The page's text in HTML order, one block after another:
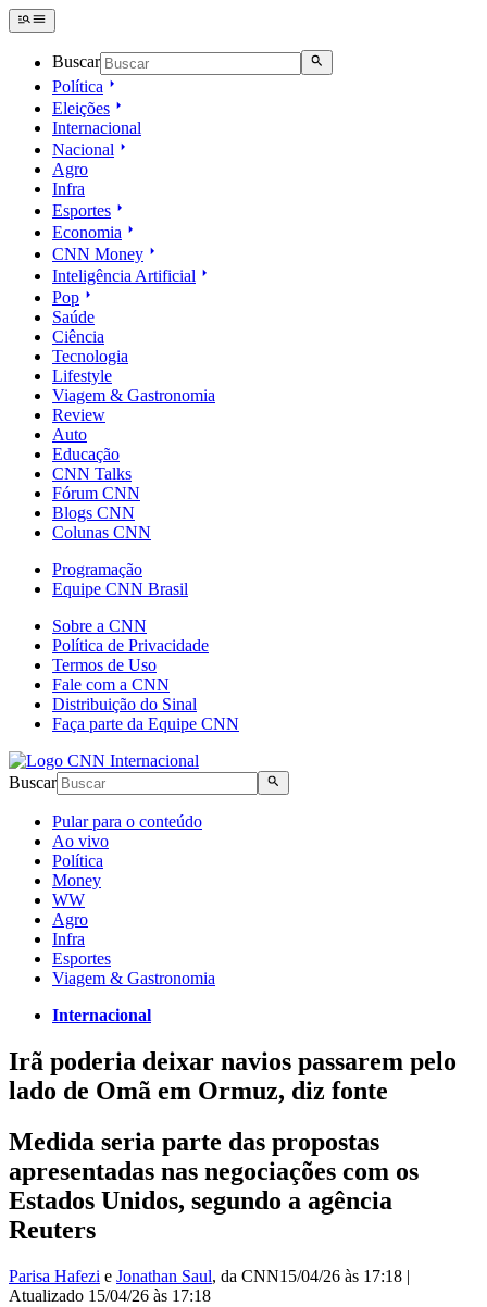
Buscar
Política
Eleições
Internacional
Nacional
Agro
Infra
Esportes
Economia
CNN Money
Inteligência Artificial
Pop
Saúde
Ciência
Tecnologia
Lifestyle
Viagem & Gastronomia
Review
Auto
Educação
CNN Talks
Fórum CNN
Blogs CNN
Colunas CNN
Programação
Equipe CNN Brasil
Sobre a CNN
Política de Privacidade
Termos de Uso
Fale com a CNN
Distribuição do Sinal
Faça parte da Equipe CNN
Buscar
Pular para o conteúdo
Ao vivo
Política
Money
WW
Agro
Infra
Esportes
Viagem & Gastronomia
Internacional
Irã poderia deixar navios passarem pelo
lado de Omã em Ormuz, diz fonte
Medida seria parte das propostas
apresentadas nas negociações com os
Estados Unidos, segundo a agência
Reuters
Parisa Hafezi e Jonathan Saul, da CNN15/04/26 às 17:18 |
Atualizado 15/04/26 às 17:18